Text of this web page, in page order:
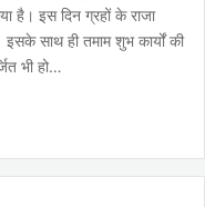
है। इस दिन ग्रहों के राजा
साथ ही तमाम शुभ कार्यों की
भी हो…